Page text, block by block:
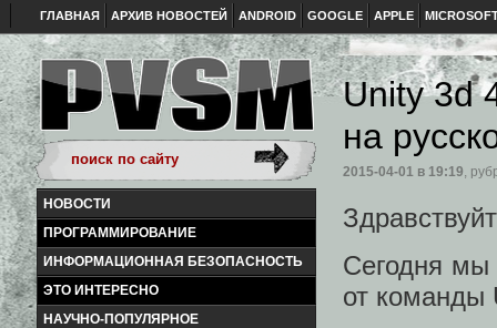
ГЛАВНАЯ АРХИВ НОВОСТЕЙ ANDROID GOOGLE APPLE
НОВОСТИ
ПРОГРАММИРОВАНИЕ
ИНФОРМАЦИОННАЯ БЕЗОПАСНОСТЬ
ЭТО ИНТЕРЕСНО
НАУЧНО-ПОПУЛЯРНОЕ
Unity 3d
на
2015-04-01 в 19:19,
Сегодня мы
от команды